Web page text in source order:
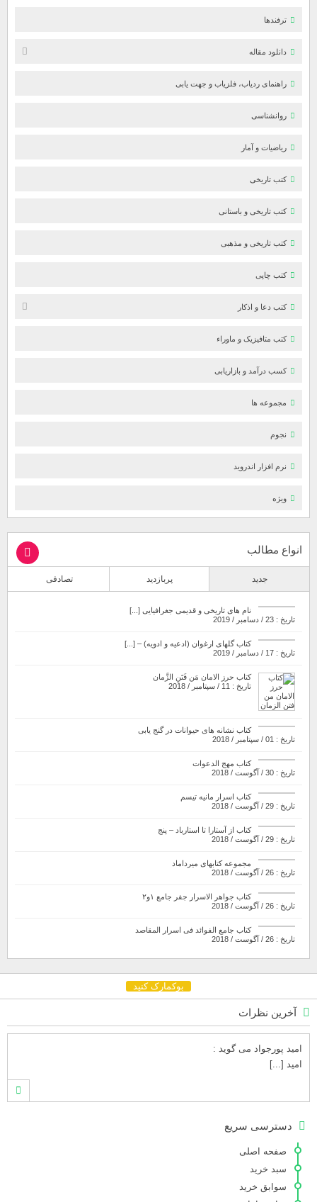
ترفندها
دانلود مقاله
راهنمای ردیاب، فلزیاب و جهت یابی
روانشناسی
ریاضیات و آمار
کتب تاریخی
کتب تاریخی و باستانی
کتب تاریخی و مذهبی
کتب چاپی
کتب دعا و اذکار
کتب متافیزیک و ماوراء
کسب درآمد و بازاریابی
مجموعه ها
نجوم
نرم افزار اندروید
ویژه
انواع مطالب
جدید پربازدید تصادفی
نام های تاریخی و قدیمی جغرافیایی [...]
تاریخ : 23 / دسامبر / 2019
کتاب گلهای ارغوان (ادعیه و ادویه) – [...]
تاریخ : 17 / دسامبر / 2019
کتاب حرز الامان مَن فَتَنِ الزَّمان
تاریخ : 11 / سپتامبر / 2018
کتاب نشانه های حیوانات در گنج یابی
تاریخ : 01 / سپتامبر / 2018
کتاب مهج الدعوات
تاریخ : 30 / آگوست / 2018
کتاب اسرار مانیه تیسم
تاریخ : 29 / آگوست / 2018
کتاب از آستارا تا استارباد – پنج
تاریخ : 29 / آگوست / 2018
مجموعه کتابهای میرداماد
تاریخ : 26 / آگوست / 2018
کتاب جواهر الاسرار جفر جامع ۱و۲
تاریخ : 26 / آگوست / 2018
کتاب جامع الفوائد فی اسرار المقاصد
تاریخ : 26 / آگوست / 2018
بوکمارک کنید
آخرین نظرات
امید پورجواد می گوید :
امید [...]
محمدشهنوازی می گوید :
دسترسی سریع
صفحه اصلی
سبد خرید
سوابق خرید